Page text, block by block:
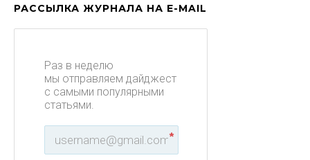
РАССЫЛКА ЖУРНАЛА НА E-MAIL
Раз в неделю
мы отправляем дайджест
с самыми популярными
статьями.
*